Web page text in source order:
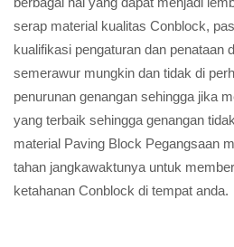
serap material kualitas Conblock,
kualifikasi pengaturan dan penataan
semerawur mungkin dan tidak di
penurunan genangan sehingga jika
yang terbaik sehingga genangan
material Paving Block Pegangsaan
tahan jangkawaktunya untuk
ketahanan Conblock di tempat anda.